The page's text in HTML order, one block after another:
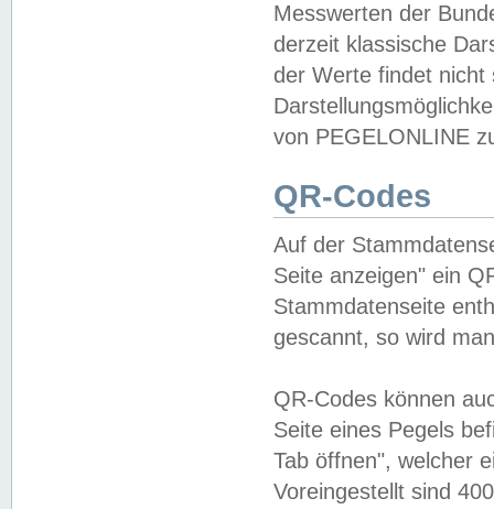
Messwerten der
derzeit klassische
der Werte findet
von PEGELONLINE
QR-Codes
Auf der
Seite anzeigen" ein
Stammdatenseite
gescannt, so wird
QR-Codes können
Seite eines Pegels
Tab öffnen", welcher
Voreingestellt sind